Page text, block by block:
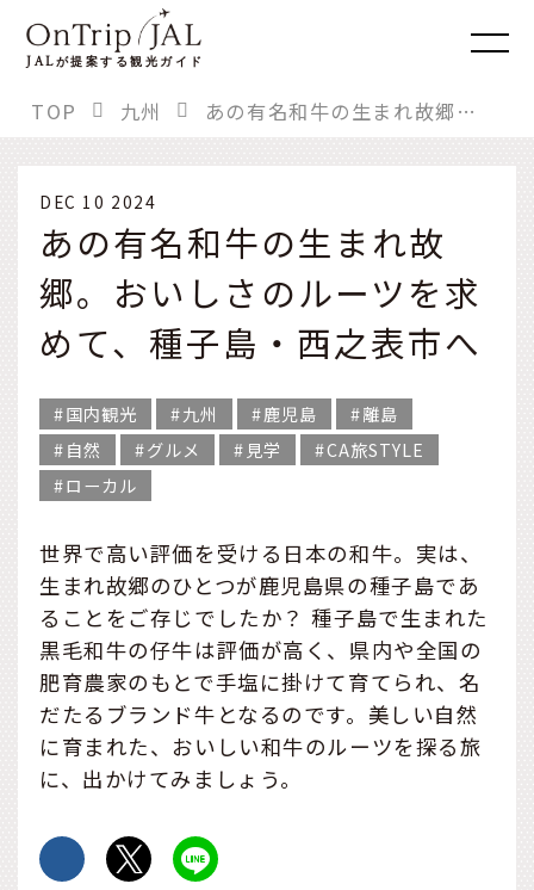
JALが提案する観光ガイド
TOP 九州 あの有名和牛の生まれ故郷。おいしさのルーツを求めて、種子島・西之表市へ
DEC 10 2024
あの有名和牛の生まれ故
郷。おいしさのルーツを求
めて、種子島・西之表市へ
国内観光 九州 鹿児島
離島
自然
グルメ 見学
CA旅STYLE
ローカル
世界で高い評価を受ける日本の和牛。実は、
生まれ故郷のひとつが鹿児島県の種子島であ
ることをご存じでしたか？ 種子島で生まれた
黒毛和牛の仔牛は評価が高く、県内や全国の
肥育農家のもとで手塩に掛けて育てられ、名
だたるブランド牛となるのです。美しい自然
に育まれた、おいしい和牛のルーツを探る旅
に、出かけてみましょう。